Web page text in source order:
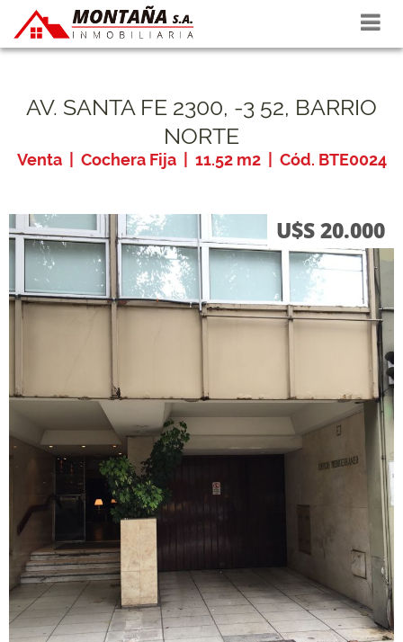
Tasaciones
Contacto
AV. SANTA FE 2300, -3 52, BARRIO
NORTE
Venta | Cochera Fija | 11.52 m2 | Cód. BTE0024
U$S 20.000